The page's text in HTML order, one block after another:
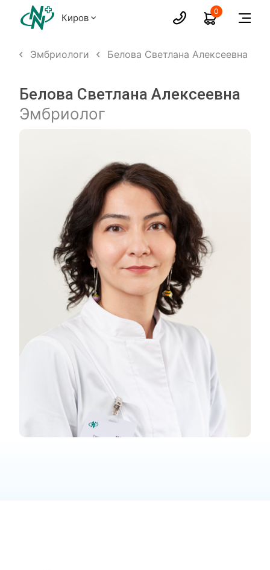
Киров
0
Эмбриологи Белова Светлана Алексеевна
Белова Светлана Алексеевна
Эмбриолог